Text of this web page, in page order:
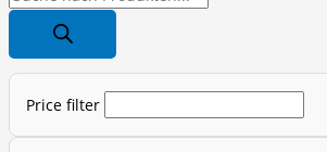
o
d
c
Price filter